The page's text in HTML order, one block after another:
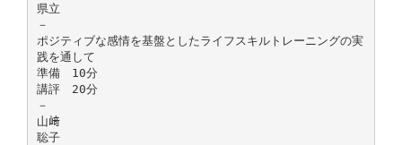
県立
－
ポジティブな感情を基盤としたライフスキルトレーニングの実
践を通して
準備 10分
講評 20分
－
山﨑
聡子